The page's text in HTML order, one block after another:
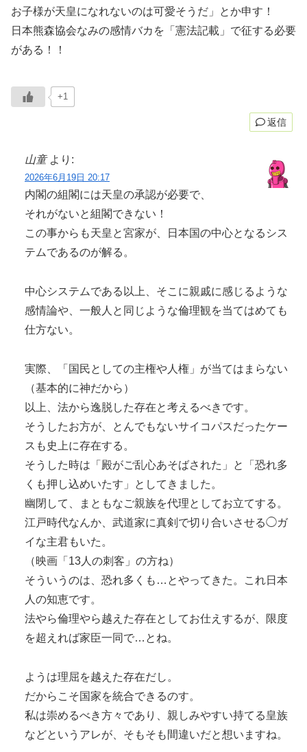
お子様が天皇になれないのは可愛そうだ」とか申す！
日本熊森協会なみの感情バカを「憲法記載」で征する必要
がある！！
+1
返信
山童 より:
2026年6月19日 20:17
内閣の組閣には天皇の承認が必要で、
それがないと組閣できない！
この事からも天皇と宮家が、日本国の中心となるシス
テムであるのが解る。
中心システムである以上、そこに親戚に感じるような
感情論や、一般人と同じような倫理観を当てはめても
仕方ない。
実際、「国民としての主権や人権」が当てはまらない
（基本的に神だから）
以上、法から逸脱した存在と考えるべきです。
そうしたお方が、とんでもないサイコパスだったケー
スも史上に存在する。
そうした時は「殿がご乱心あそばされた」と「恐れ多
くも押し込めいたす」としてきました。
幽閉して、まともなご親族を代理としてお立てする。
江戸時代なんか、武道家に真剣で切り合いさせる◯ガ
イな主君もいた。
（映画「13人の刺客」の方ね）
そういうのは、恐れ多くも…とやってきた。これ日本
人の知恵です。
法やら倫理やら越えた存在としてお仕えするが、限度
を超えれば家臣一同で…とね。
ようは理屈を越えた存在だし。
だからこそ国家を統合できるのす。
私は崇めるべき方々であり、親しみやすい持てる皇族
などというアレが、そもそも間違いだと想いますね。